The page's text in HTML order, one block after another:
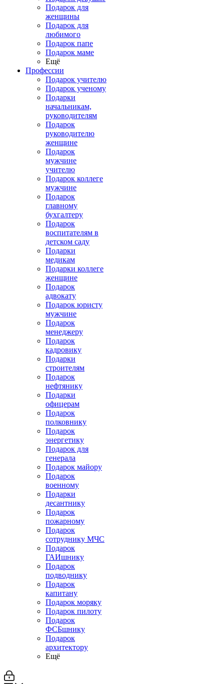
Подарок для
женщины
Подарок для
любимого
Подарок папе
Подарок маме
Ещё
Профессии
Подарок учителю
Подарок ученому
Подарки
начальникам,
руководителям
Подарок
руководителю
женщине
Подарок
мужчине
учителю
Подарок коллеге
мужчине
Подарок
главному
бухгалтеру
Подарок
воспитателям в
детском саду
Подарки
медикам
Подарки коллеге
женщине
Подарок
адвокату
Подарок юристу
мужчине
Подарок
менеджеру
Подарок
кадровику
Подарки
строителям
Подарок
нефтянику
Подарки
офицерам
Подарок
полковнику
Подарок
энергетику
Подарок для
генерала
Подарок майору
Подарок
военному
Подарки
десантнику
Подарок
пожарному
Подарок
сотруднику МЧС
Подарок
ГАИшнику
Подарок
подводнику
Подарок
капитану
Подарок моряку
Подарок пилоту
Подарок
ФСБшнику
Подарок
архитектору
Ещё